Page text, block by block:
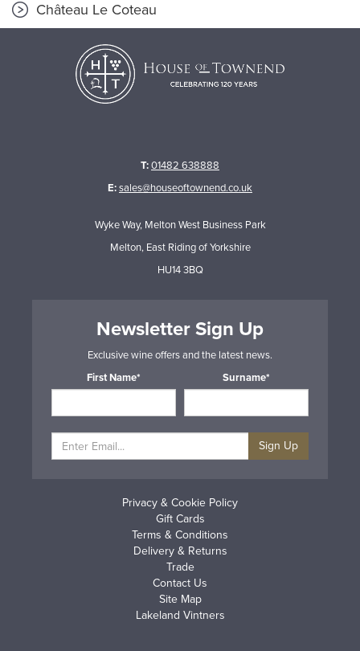
Château Le Coteau
T:01482 638888
E:sales@houseoftownend.co.uk
Wyke Way, Melton West Business Park
Melton, East Riding of Yorkshire
HU14 3BQ
Newsletter Sign Up
Exclusive wine offers and the latest news.
First Name*
Surname*
Sign Up
Privacy & Cookie Policy
Gift Cards
Terms & Conditions
Delivery & Returns
Trade
Contact Us
Site Map
Lakeland Vintners